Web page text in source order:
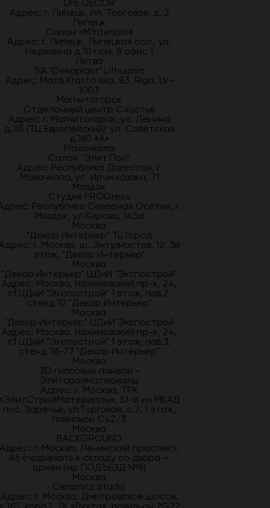
LIFE DÉCOR
Адрес: г. Липецк, пл. Торговая, д. 2
Липецк
Салон «M`Interiors»
Адрес: г. Липецк, Липецкая обл., ул.
Неделина д.10 пом. 8 офис 1
Литва
SIA "Dekoplast" Lithuania
Адрес: Mazā Krasta iela, 83, Rīga, LV-
1003
Магнитогорск
Отделочный центр Счастье
Адрес: г. Магнитогорск, ул. Ленина
д.115 (ТЦ Европейский); ул. Советская
д.160 «А»
Махачкала
Салон "Элит Пол"
Адрес: Республика Дагестан, г.
Махачкала, ул. Ирчи казака, 71
Моздок
Студия PROGress
Республике Северная Осетия, г.
Моздок, ул.Кирова, 145а
Москва
"Декор Интерьер" Тц Город
г. Москва, ш. Энтузиастов, 12, 3й
этаж, "Декор Интерьер"
Москва
"Декор Интерьер" ЦДиИ "Экспострой"
Адрес: Москва, Нахимовский пр-к, 24,
с1 ЦДиИ "Экспострой" 1 этаж, пав.2,
стенд 10 "Декор Интерьер"
Москва
"Декор Интерьер" ЦДиИ Экспострой
Адрес: Москва, Нахимовский пр-к, 24,
с1 ЦДиИ "Экспострой" 1 этаж, пав.3,
стенд 76-77 "Декор Интерьер"
Москва
3D гипсовые панели -
Элитсройматериалы
Адрес: г. Москва, ТРК
51-й км МКАД
пос. Заречье, ул.Торговая, с.2, 1 этаж,
павильон С42/3
Москва
BACKGROUND
Адрес: г. Москва, Ленинский проспект,
45 (подъехать к складу со двора —
ориентир ПОДЪЕЗД №8)
Москва
Ceramics Studio
Адрес: г. Москва, Дмитровское шоссе,